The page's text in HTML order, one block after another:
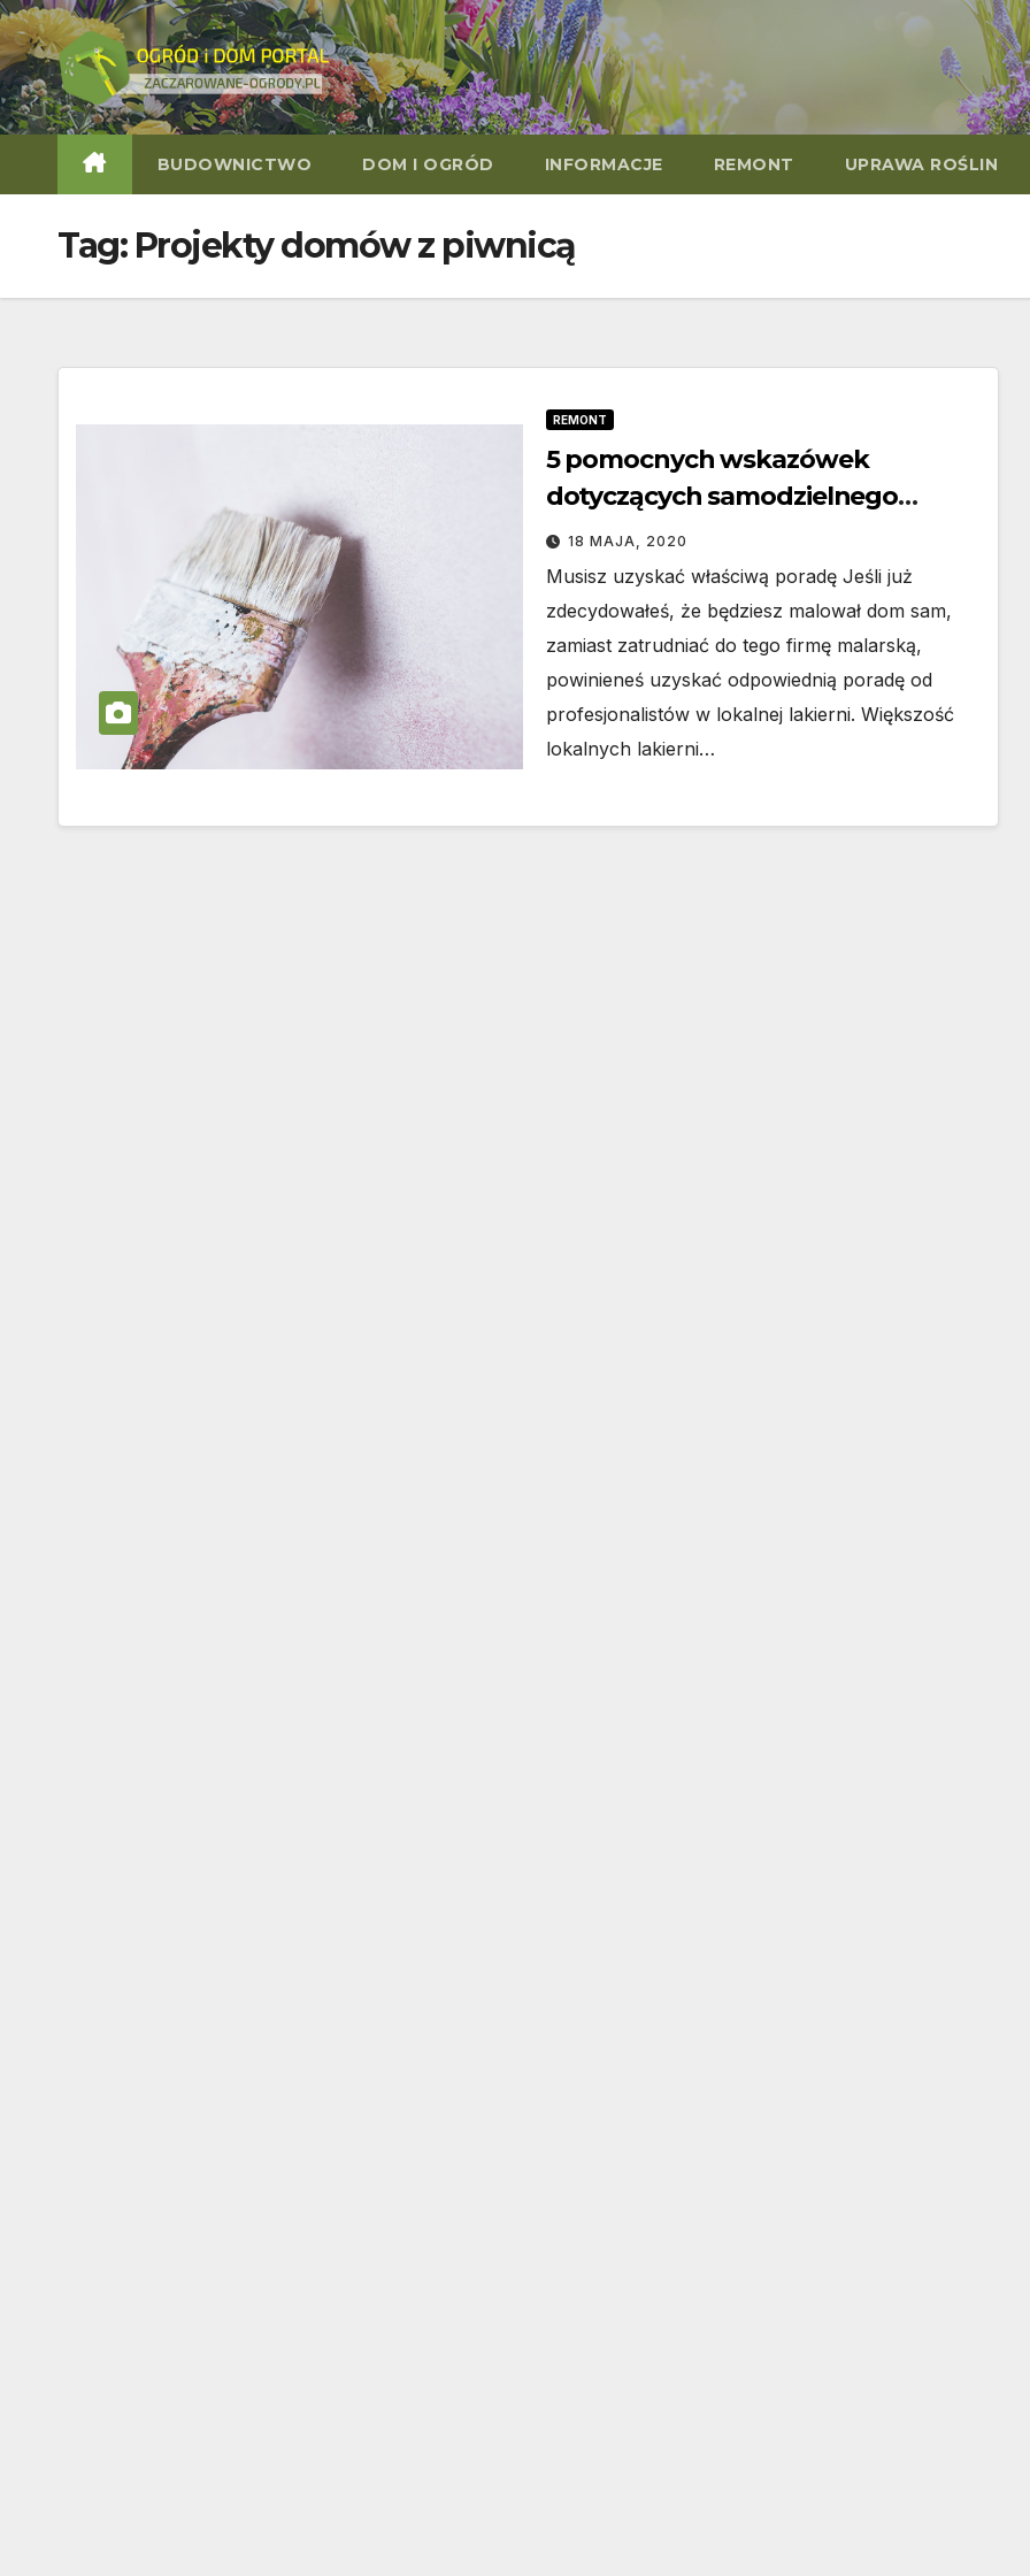
Skip
to
content
BUDOWNICTWO DOM I OGRÓD INFORMACJE REMONT UPRAWA ROŚLIN
Tag: Projekty domów z piwnicą
REMONT
5 pomocnych wskazówek
dotyczących samodzielnego
malowania domów
18 MAJA, 2020
Musisz uzyskać właściwą poradę Jeśli już
zdecydowałeś, że będziesz malował dom sam,
zamiast zatrudniać do tego firmę malarską,
powinieneś uzyskać odpowiednią poradę od
profesjonalistów w lokalnej lakierni. Większość
lokalnych lakierni…
DOM